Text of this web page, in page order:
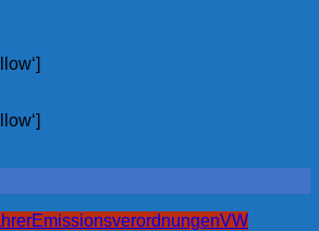
EmissionsverordnungenVW